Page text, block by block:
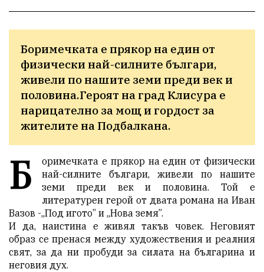
Боримечката e прякор на един от
физически най-силните българи,
живели по нашите земи преди век и
половина.Героят на град Клисура е
нарицателно за мощ и гордост за
жителите на Подбалкана.
Б
оримечката e прякор на един от физически
най-силните българи, живели по нашите
земи преди век и половина. Той е
литературен герой от двата романа на Иван
Вазов -,,Под игото” и ,,Нова земя”.
И да, наистина е живял такъв човек. Неговият
образ се пренася между художествения и реалния
свят, за да ни пробуди за силата на българина и
неговия дух.